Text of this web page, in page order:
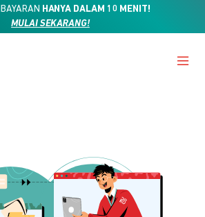
HANYA DALAM 10 MENIT!
MULAI SEKARANG!